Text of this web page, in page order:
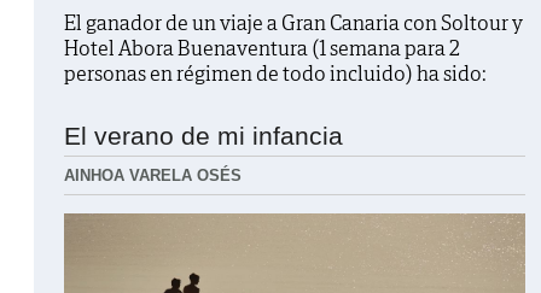
El ganador de un viaje a Gran Canaria con Soltour y
Hotel Abora Buenaventura (1 semana para 2
personas en régimen de todo incluido) ha sido:
El verano de mi infancia
AINHOA VARELA OSÉS